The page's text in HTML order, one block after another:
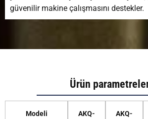
güvenilir makine çalışmasını destekler.
Ürün
Modeli
AKQ-
AKQ-